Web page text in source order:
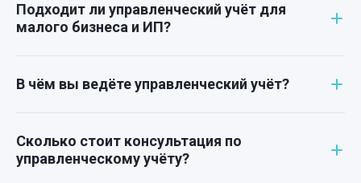
Подходит ли управленческий учёт для
малого бизнеса и ИП?
В чём вы ведёте управленческий учёт?
Сколько стоит консультация по
управленческому учёту?